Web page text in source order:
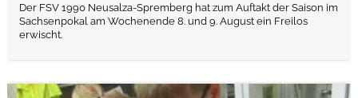
Der FSV 1990 Neusalza-Spremberg hat zum Auftakt der Saison im
Sachsenpokal am Wochenende 8. und 9. August ein Freilos
erwischt.